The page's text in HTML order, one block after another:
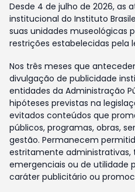
Desde 4 de julho de 2026, as
institucional do Instituto
suas unidades museológicas
restrições estabelecidas pela
Nos três meses que
divulgação de publicidade
entidades da Administração
hipóteses previstas na
evitados conteúdos que
públicos, programas, obras,
gestão. Permanecem
estritamente administrativas,
emergenciais ou de utilidade
caráter publicitário ou